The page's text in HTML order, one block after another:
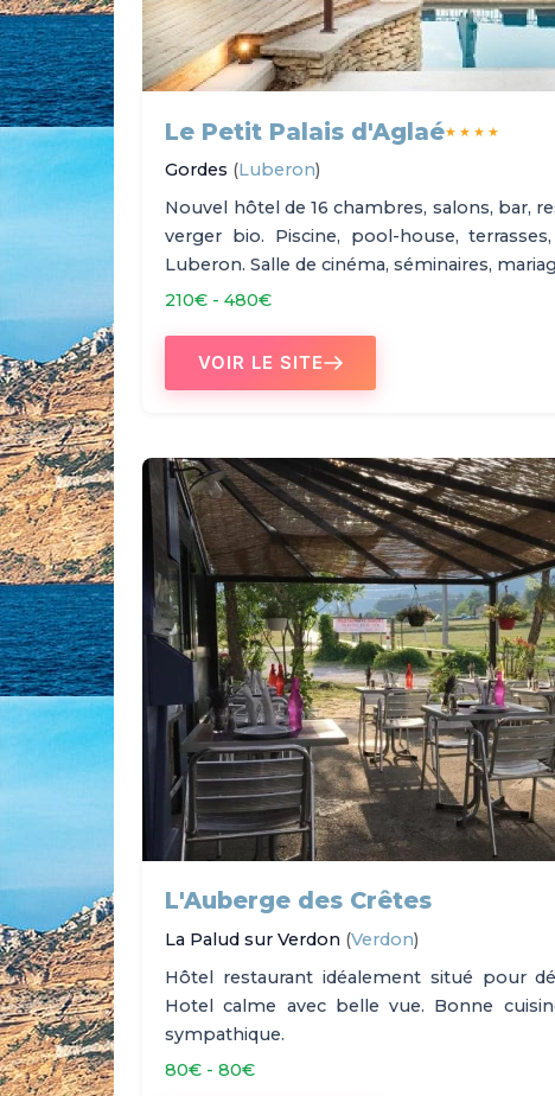
Le Petit Palais d'Aglaé★★★★
Gordes (Luberon)
Nouvel hôtel de 16 chambres, salons, bar,
verger bio. Piscine, pool-house,
Luberon. Salle de cinéma, séminaires,
210€ - 480€
VOIR LE SITE
L'Auberge des Crêtes
La Palud sur Verdon (Verdon)
Hôtel restaurant idéalement situé pour
Hotel calme avec belle vue. Bonne
sympathique.
80€ - 80€